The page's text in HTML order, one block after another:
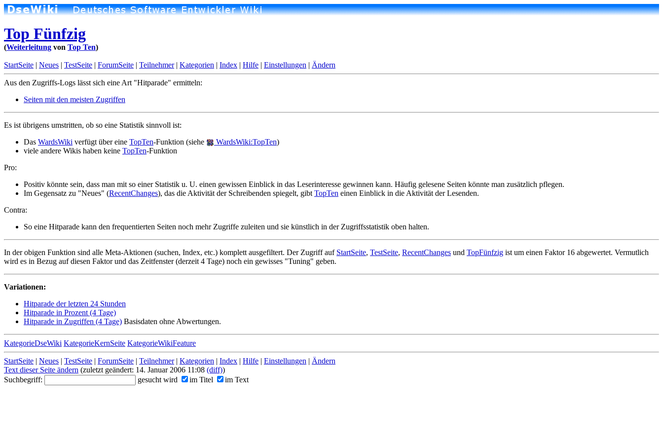
Top Fünfzig
(Weiterleitung von Top Ten)
StartSeite | Neues | TestSeite | ForumSeite | Teilnehmer| Kategorien | Index | Hilfe | Einstellungen | Ändern
Aus den Zugriffs-Logs lässt sich eine Art "Hitparade" ermitteln:
Seiten mit den meisten Zugriffen
Es ist übrigens umstritten, ob so eine Statistik sinnvoll ist:
Das WardsWiki verfügt über eine TopTen-Funktion (siehe WardsWiki:TopTen)
viele andere Wikis haben keine TopTen-Funktion
Pro:
Positiv könnte sein, dass man mit so einer Statistik u. U. einen gewissen Einblick in das Leserinteresse gewinnen kann. Häufig gelesene Seiten könnte man zusätzlich pflegen.
Im Gegensatz zu "Neues" (RecentChanges), das die Aktivität der Schreibenden spiegelt, gibt TopTen einen Einblick in die Aktivität der Lesenden.
Contra:
So eine Hitparade kann den frequentierten Seiten noch mehr Zugriffe zuleiten und sie künstlich in der Zugriffsstatistik oben halten.
In der obigen Funktion sind alle Meta-Aktionen (suchen, Index, etc.) komplett ausgefiltert. Der Zugriff auf StartSeite, TestSeite, RecentChanges und TopFünfzig ist um einen Faktor 16 abgewertet. Vermutlich
wird es in Bezug auf diesen Faktor und das Zeitfenster (derzeit 4 Tage) noch ein gewisses "Tuning" geben.
Variationen:
Hitparade der letzten 24 Stunden
Hitparade in Prozent (4 Tage)
Hitparade in Zugriffen (4 Tage) Basisdaten ohne Abwertungen.
KategorieDseWiki KategorieKernSeite KategorieWikiFeature
StartSeite | Neues | TestSeite | ForumSeite | Teilnehmer| Kategorien | Index | Hilfe | Einstellungen | Ändern
Text dieser Seite ändern (zuletzt geändert: 14. Januar 2006 11:08 (diff))
Suchbegriff:
gesucht wird im Titel im Text